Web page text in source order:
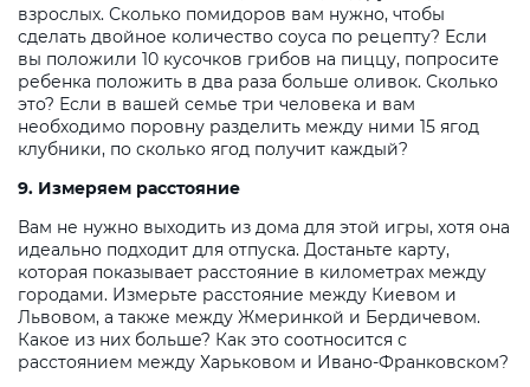
взрослых. Сколько помидоров вам нужно, чтобы
сделать двойное количество соуса по рецепту? Если
вы положили 10 кусочков грибов на пиццу, попросите
ребенка положить в два раза больше оливок. Сколько
это? Если в вашей семье три человека и вам
необходимо поровну разделить между ними 15 ягод
клубники, по сколько ягод получит каждый?
9. Измеряем расстояние
Вам не нужно выходить из дома для этой игры, хотя она
идеально подходит для отпуска. Достаньте карту,
которая показывает расстояние в километрах между
городами. Измерьте расстояние между Киевом и
Львовом, а также между Жмеринкой и Бердичевом.
Какое из них больше? Как это соотносится с
расстоянием между Харьковом и Ивано-Франковском?